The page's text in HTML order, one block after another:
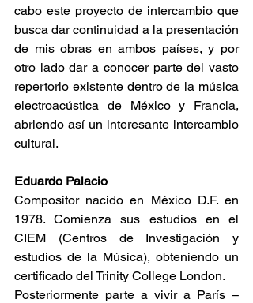
cabo este proyecto de intercambio que
busca dar continuidad a la presentación
de mis obras en ambos países, y por
otro lado dar a conocer parte del vasto
repertorio existente dentro de la música
electroacústica de México y Francia,
abriendo así un interesante intercambio
cultural.
Eduardo Palacio
Compositor nacido en México D.F. en
1978. Comienza sus estudios en el
CIEM (Centros de Investigación y
estudios de la Música), obteniendo un
certificado del Trinity College London.
Posteriormente parte a vivir a París –